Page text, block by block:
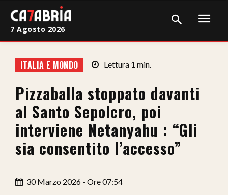
Cronaca
Giudiziaria
Politica
Sport
Sanità
7 Agosto 2026
ITALIA E MONDO Lettura 1 min.
Pizzaballa stoppato davanti
al Santo Sepolcro, poi
interviene Netanyahu : “Gli
sia consentito l’accesso”
30 Marzo 2026 - Ore 07:54